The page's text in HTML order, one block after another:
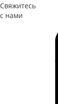
Свяжитесь
с нами